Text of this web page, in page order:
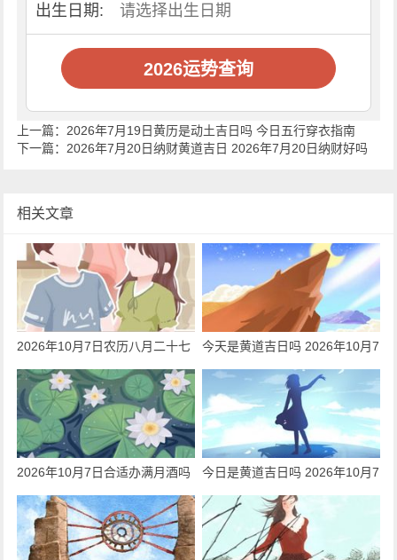
出生日期:
2026运势查询
上一篇： 2026年7月19日黄历是动土吉日吗 今日五行穿衣指南
下一篇： 2026年7月20日纳财黄道吉日 2026年7月20日纳财好吗
相关文章
2026年10月7日农历八月二十七
可以出嫁吗 今日出嫁好吗
今天是黄道吉日吗 2026年10月7
日是迁居吉日吗
2026年10月7日合适办满月酒吗
今日黄历查询
今日是黄道吉日吗 2026年10月7
日可以动工吗